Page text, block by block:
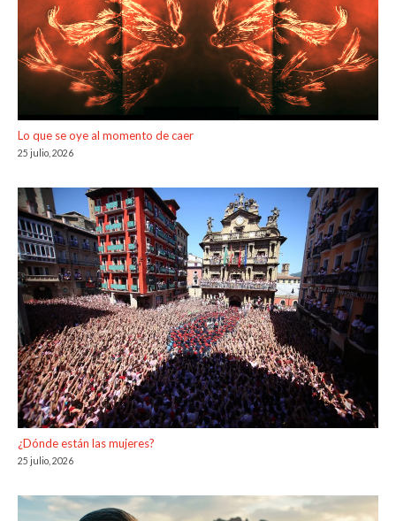
Lo que se oye al momento de caer
25 julio, 2026
¿Dónde están las mujeres?
25 julio, 2026